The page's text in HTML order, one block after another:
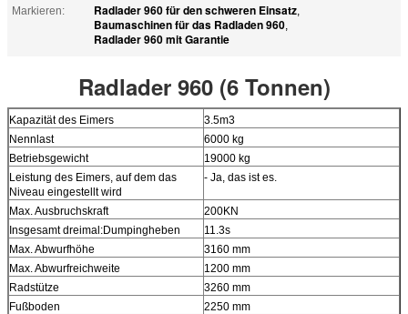
Markieren:
Radlader 960 für den schweren Einsatz,
Baumaschinen für das Radladen 960,
Radlader 960 mit Garantie
Radlader 960 (6 Tonnen)
Kapazität des Eimers
3.5m3
Nennlast
6000 kg
Betriebsgewicht
19000 kg
Leistung des Eimers, auf dem das
Niveau eingestellt wird
- Ja, das ist es.
Max. Ausbruchskraft
200KN
Insgesamt dreimal:Dumpingheben
11.3s
Max. Abwurfhöhe
3160 mm
Max. Abwurfreichweite
1200 mm
Radstütze
3260 mm
Fußboden
2250 mm